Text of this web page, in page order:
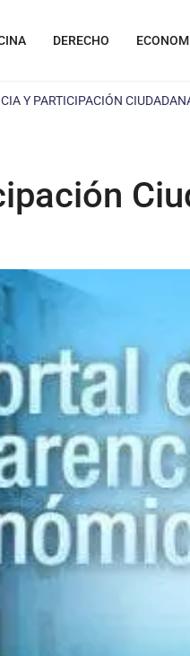
DERECHO
Y PARTICIPACIÓN